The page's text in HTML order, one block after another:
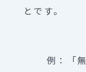
とです。
例：「